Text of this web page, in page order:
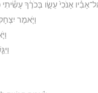
אָנֹכִי֙ עֵשָׂ֣ו בְּכֹרֶ֔ךָ
וַיֹּ֤אמֶר